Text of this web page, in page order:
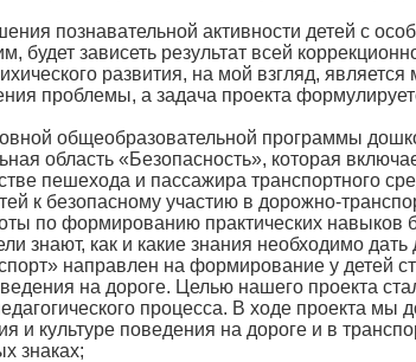
познавательной активности детей с
будет зависеть результат всей
развития, на мой взгляд, является
проблемы, а задача проекта
общеобразовательной программы
область «Безопасность», которая
пешехода и пассажира транспортного
к безопасному участию в дорожно-
по формированию практических навыков
знают, как и какие знания необходимо
направлен на формирование у детей
на дороге. Целью нашего проекта
процесса. В ходе проекта мы
и культуре поведения на дороге и в
знаках;